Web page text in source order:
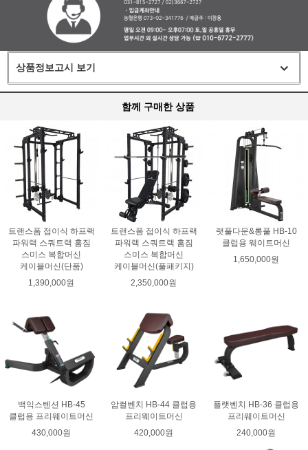
상품정보고시 보기
함께 구매한 상품
트랜스폼 접이식 하프랙
파워랙 스쿼트랙 홈짐
스미스 복합머신
케이블머신(단품)
1,390,000원
트랜스폼 접이식 하프랙
파워랙 스쿼트랙 홈짐
스미스 복합머신
케이블머신(풀패키지)
2,350,000원
랫풀다운&롱풀 HB-10
클럽용 웨이트머신
1,650,000원
백익스텐션 HB-45
클럽용 프리웨이트머신
430,000원
암컬벤치 HB-44 클럽용
프리웨이트머신
420,000원
플랫벤치 HB-36 클럽용
프리웨이트머신
240,000원